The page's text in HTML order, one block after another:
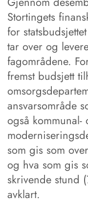
Stortingets
for
tar over og
fagområdene.
fremst budsjett
ansvarsområde
også kommunal-
som gis som
og hva som gis
skrivende stund
avklart.